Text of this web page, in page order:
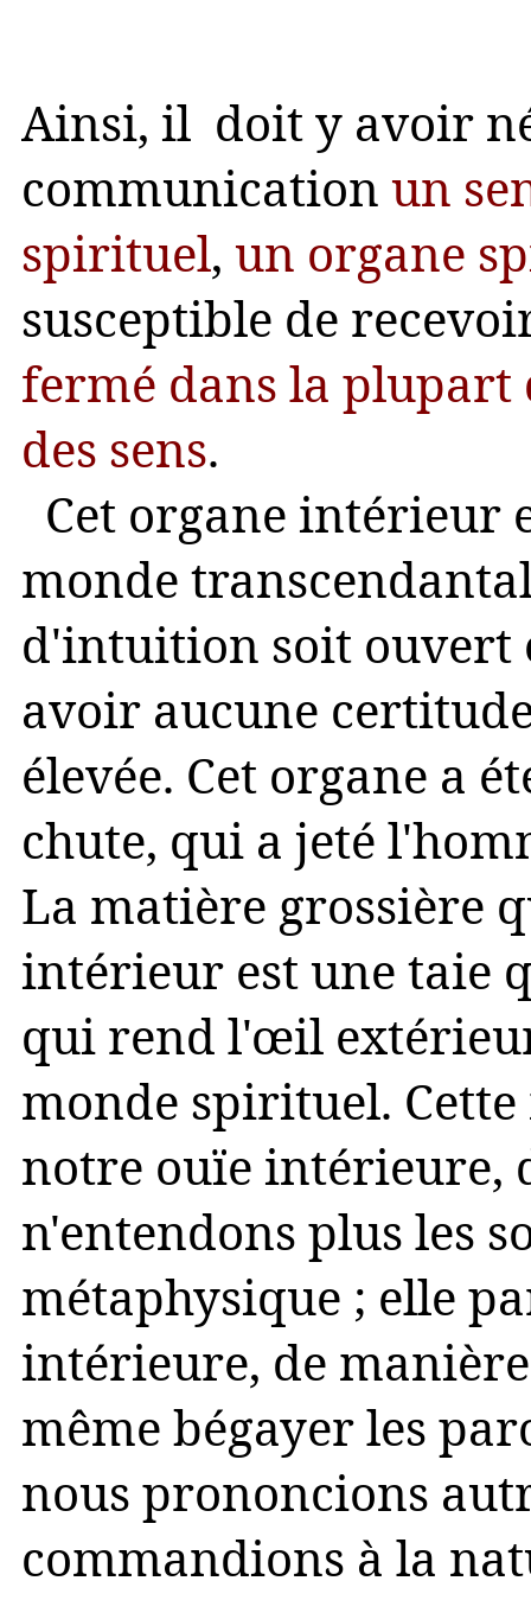
Ainsi, il doit y avoir
communication un
spirituel, un organe
susceptible de
fermé dans la plupart
des sens.
Cet organe intérieur
monde
d'intuition soit ouvert
avoir aucune
élevée. Cet organe a
chute, qui a jeté
La matière grossière
intérieur est une taie
qui rend l'œil
monde spirituel.
notre ouïe intérieure,
n'entendons plus les
métaphysique ; elle
intérieure, de
même bégayer les
nous prononcions
commandions à la